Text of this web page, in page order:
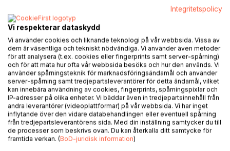
BESKRIVNING
True story witten by Lotta Long
In american english
A fairy tale without a happy ending
Integritetspolicy
Vi respekterar dataskydd
Vi använder cookies och liknande teknologi på vår webbsida. Vissa av
dem är väsentliga och tekniskt nödvändiga. Vi använder även metoder
för att analysera (t.ex. cookies eller fingerprints samt server-spårning)
och för att mäta hur ofta vår webbsida besöks och hur den används. Vi
använder spårningsteknik för marknadsföringsändamål och använder
server-spårning samt tredjepartsleverantörer för detta ändamål, vilket
kan innebära användning av cookies, fingerprints, spårningspixlar och
IP-adresser på olika enheter. Vi bäddar även in tredjepartsinnehåll från
andra leverantörer (videoplattformar) på vår webbsida. Vi har inget
inflytande över den vidare databehandlingen eller eventuell spårning
från tredjepartsleverantörens sida. Med din inställning samtycker du till
de processer som beskrivs ovan. Du kan återkalla ditt samtycke för
framtida verkan. (BoD-juridisk information)